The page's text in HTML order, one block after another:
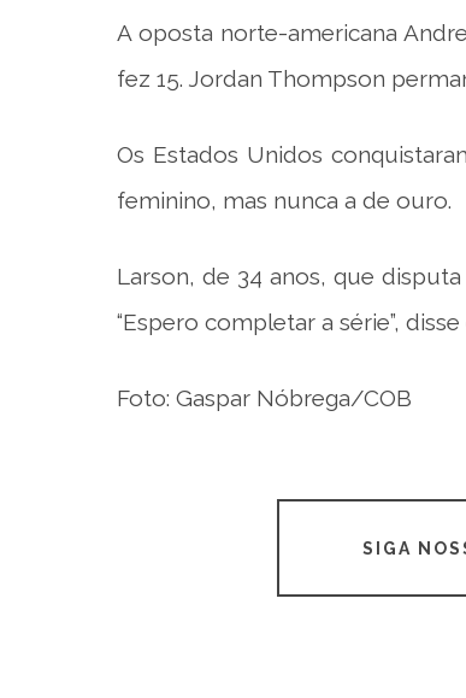
A oposta norte-americana
fez 15. Jordan Thompson
Os Estados Unidos
feminino, mas nunca a de ouro.
Larson, de 34 anos, que
“Espero completar a série”, disse
Foto: Gaspar Nóbrega/COB
SIGA